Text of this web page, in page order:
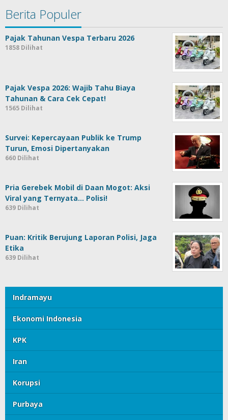
Berita Populer
Pajak Tahunan Vespa Terbaru 2026
1858 Dilihat
Pajak Vespa 2026: Wajib Tahu Biaya
Tahunan & Cara Cek Cepat!
1565 Dilihat
Survei: Kepercayaan Publik ke Trump
Turun, Emosi Dipertanyakan
660 Dilihat
Pria Gerebek Mobil di Daan Mogot: Aksi
Viral yang Ternyata… Polisi!
639 Dilihat
Puan: Kritik Berujung Laporan Polisi, Jaga
Etika
639 Dilihat
Indramayu
Ekonomi Indonesia
KPK
Iran
Korupsi
Purbaya